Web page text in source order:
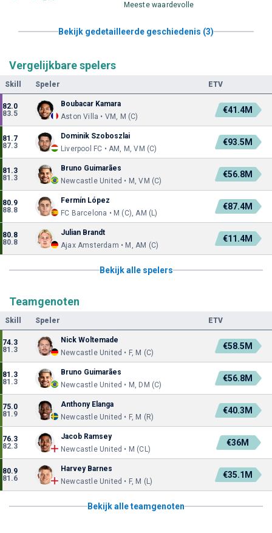
Meeste waardevolle
Bekijk gedetailleerde geschiedenis (3)
Vergelijkbare spelers
Skill Speler ETV
82.0
83.5
Boubacar Kamara
Aston Villa • VM, M (C)
€41.4M
81.7
87.3
Dominik Szoboszlai
Liverpool FC • AM, M, VM (C)
€93.5M
81.3
81.3
Bruno Guimarães
Newcastle United • M, VM (C)
€56.8M
80.9
88.8
Fermín López
FC Barcelona • M (C), AM (L)
€87.4M
80.8
80.8
Julian Brandt
Ajax Amsterdam • M, AM (C)
€11.4M
Bekijk alle spelers
Teamgenoten
Skill Speler ETV
74.3
81.3
Nick Woltemade
Newcastle United • F, M (C)
€58.5M
81.3
81.3
Bruno Guimarães
Newcastle United • M, DM (C)
€56.8M
75.0
81.9
Anthony Elanga
Newcastle United • F, M (R)
€40.3M
76.3
82.3
Jacob Ramsey
Newcastle United • M (CL)
€36M
80.9
81.6
Harvey Barnes
Newcastle United • F, M (L)
€35.1M
Bekijk alle teamgenoten